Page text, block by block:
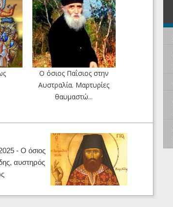
Ο όσιος Παΐσιος στην
Αυστραλία. Μαρτυρίες
θαυμαστώ...
- Ο όσιος
αυστηρός